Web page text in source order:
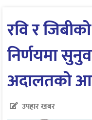
रवि र
निर्णयमा
अदालतको
उपहार खबर